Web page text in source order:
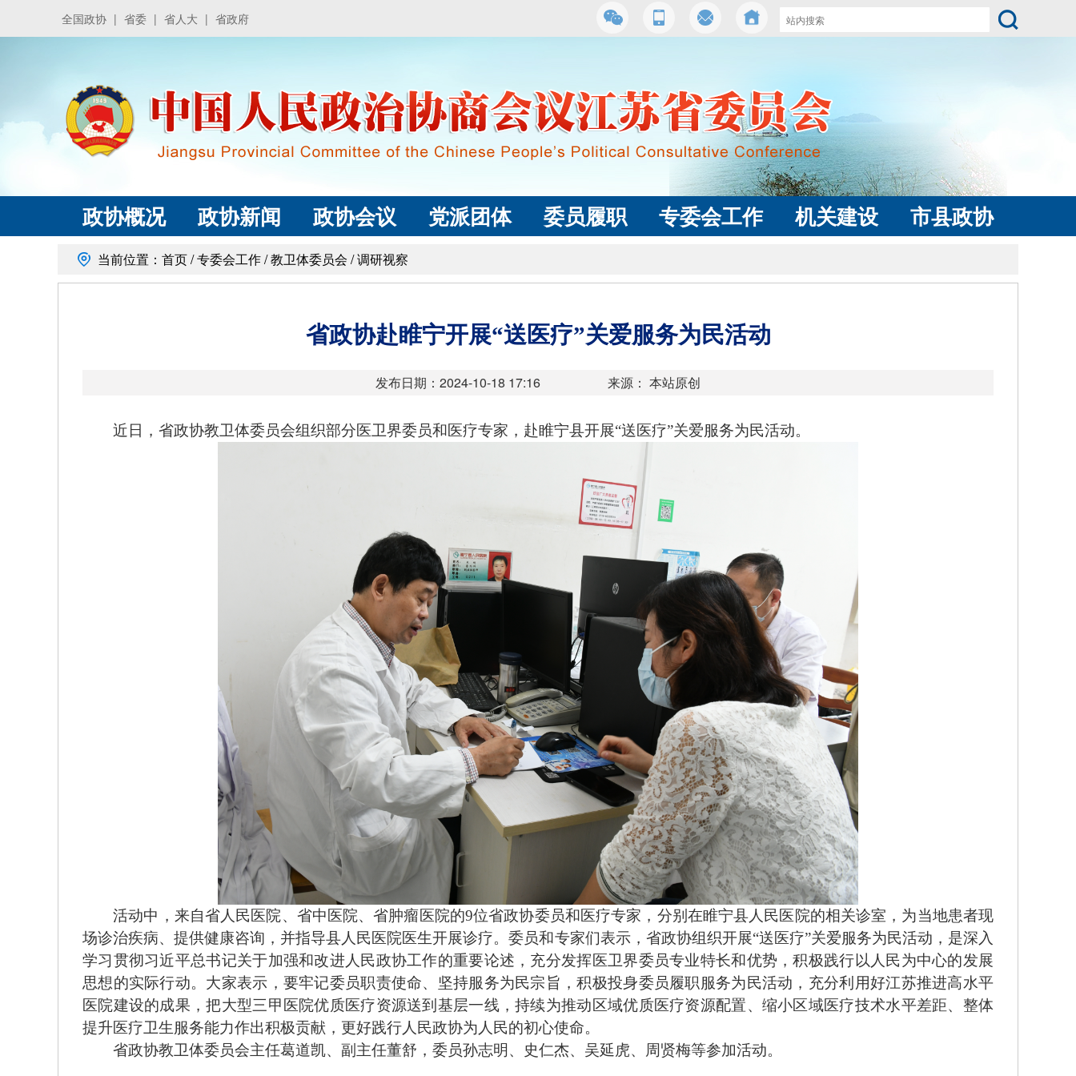
全国政协 | 省委 | 省人大 | 省政府
政协概况 政协新闻 政协会议 党派团体 委员履职 专委会工作 机关建设 市县政协
当前位置： 首页/专委会工作/教卫体委员会 /调研视察
省政协赴睢宁开展“送医疗”关爱服务为民活动
发布日期：2024-10-18 17:16 来源： 本站原创
近日，省政协教卫体委员会组织部分医卫界委员和医疗专家，赴睢宁县开展“送医疗”关爱服务为民活动。
活动中，来自省人民医院、省中医院、省肿瘤医院的9位省政协委员和医疗专家，分别在睢宁县人民医院的相关诊室，为当地患者现
场诊治疾病、提供健康咨询，并指导县人民医院医生开展诊疗。委员和专家们表示，省政协组织开展“送医疗”关爱服务为民活动，是深入
学习贯彻习近平总书记关于加强和改进人民政协工作的重要论述，充分发挥医卫界委员专业特长和优势，积极践行以人民为中心的发展
思想的实际行动。大家表示，要牢记委员职责使命、坚持服务为民宗旨，积极投身委员履职服务为民活动，充分利用好江苏推进高水平
医院建设的成果，把大型三甲医院优质医疗资源送到基层一线，持续为推动区域优质医疗资源配置、缩小区域医疗技术水平差距、整体
提升医疗卫生服务能力作出积极贡献，更好践行人民政协为人民的初心使命。
省政协教卫体委员会主任葛道凯、副主任董舒，委员孙志明、史仁杰、吴延虎、周贤梅等参加活动。